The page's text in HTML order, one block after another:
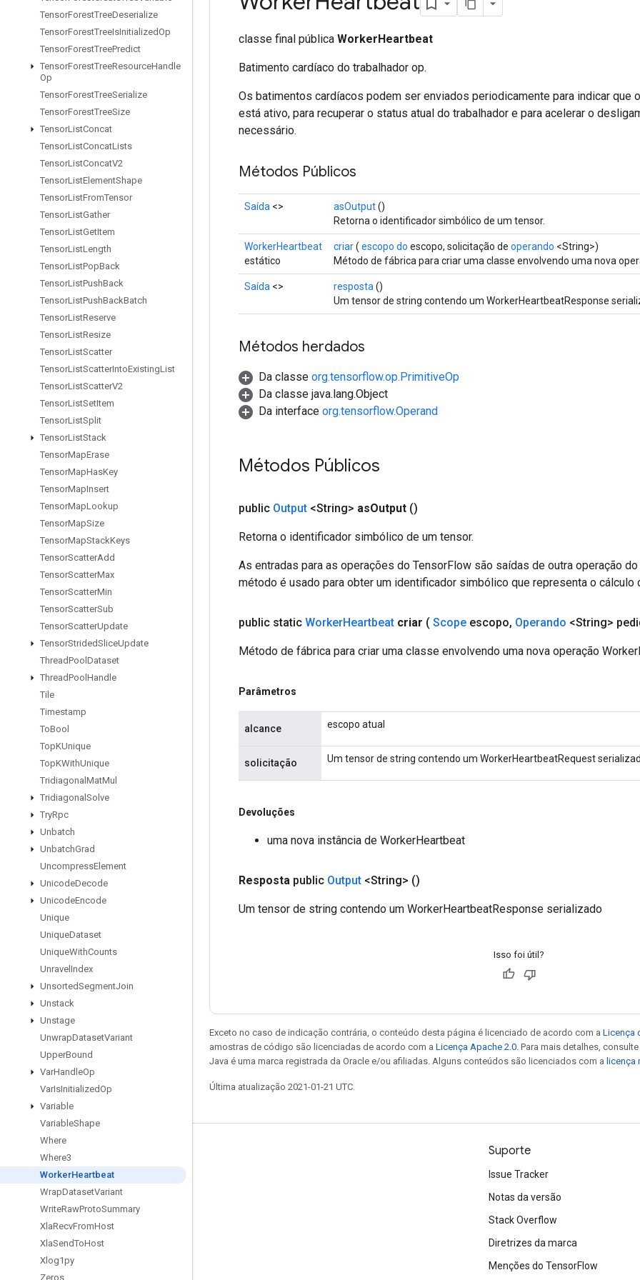
TensorForestTreeDeserialize
TensorForestTreeIsInitializedOp
TensorForestTreePredict
TensorForestTreeResourceHandle
Op
TensorForestTreeSerialize
TensorForestTreeSize
TensorListConcat
TensorListConcatLists
TensorListConcatV2
TensorListElementShape
TensorListFromTensor
TensorListGather
TensorListGetItem
TensorListLength
TensorListPopBack
TensorListPushBack
TensorListPushBackBatch
TensorListReserve
TensorListResize
TensorListScatter
TensorListScatterIntoExistingList
TensorListScatterV2
TensorListSetItem
TensorListSplit
TensorListStack
TensorMapErase
TensorMapHasKey
TensorMapInsert
TensorMapLookup
TensorMapSize
TensorMapStackKeys
TensorScatterAdd
TensorScatterMax
TensorScatterMin
TensorScatterSub
TensorScatterUpdate
TensorStridedSliceUpdate
ThreadPool Dataset
ThreadPool Handle
Tile
Timestamp
ToBool
TopKUnique
TopKWithUnique
Tridiagonal MatMul
Tridiagonal Solve
TryRpc
Unbatch
UnbatchGrad
UncompressElement
UnicodeDecode
UnicodeEncode
Unique
UniqueDataset
UniqueWithCounts
Unravel Index
UnsortedSegmentJoin
Unstack
Unstage
UnwrapDatasetVariant
UpperBound
VarHandleOp
VarIsInitializedOp
Variable
VariableShape
Where
Where3
WorkerHeartbeat
WrapDatasetVariant
WriteRawProtoSummary
XlaRecvFromHost
XlaSendToHost
Xlog1py
Zeros
classe final pública WorkerHeartbeat
Batimento cardíaco do trabalhador op.
Os batimentos cardíacos podem ser enviados periodicamente para indicar que
está ativo, para recuperar o status atual do trabalhador e para acelerar o
necessário.
Métodos Públicos
Saída <> asOutput()
Retorna o identificador simbólico de um tensor.
WorkerHeartbeat
estático
criar( escopo do escopo, solicitação de operando <String>)
Método de fábrica para criar uma classe envolvendo uma nova
Saída <> resposta ()
Um tensor de string contendo um WorkerHeartbeatResponse
Métodos herdados
Da classe org.tensorflow.op.PrimitiveOp
Da classe java.lang.Object
Da interface org.tensorflow.Operand
Métodos Públicos
public Output <String> asOutput ()
Retorna o identificador simbólico de um tensor.
As entradas para as operações do TensorFlow são saídas de outra operação
método é usado para obter um identificador simbólico que representa o cálculo
public static WorkerHeartbeat criar ( Scope escopo, Operando <String>
Método de fábrica para criar uma classe envolvendo uma nova operação
Parâmetros
alcance escopo atual
solicitação Um tensor de string contendo um WorkerHeartbeatRequest
Devoluções
uma nova instância de WorkerHeartbeat
Resposta public Output <String> ()
Um tensor de string contendo um WorkerHeartbeatResponse serializado
Isso foi útil?
Exceto no caso de indicação contrária, o conteúdo desta página é licenciado de acordo com a Licença
amostras de código são licenciadas de acordo com a Licença Apache 2.0 . Para mais detalhes,
Java é uma marca registrada da Oracle e/ou afiliadas. Alguns conteúdos são licenciados com a licença
Última atualização 2021-01-21 UTC.
Permanecer conectado
Fórum
GitHub
Twitter
YouTube
Suporte
Issue Tracker
Notas da versão
Stack Overflow
Diretrizes da marca
Menções do TensorFlow